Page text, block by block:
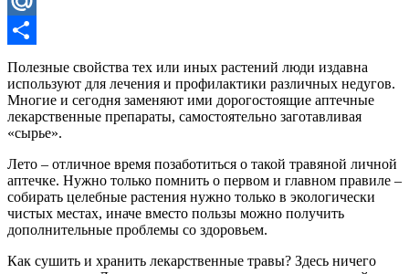
Mail.Ru
Отправить
Полезные свойства тех или иных растений люди издавна
используют для лечения и профилактики различных недугов.
Многие и сегодня заменяют ими дорогостоящие аптечные
лекарственные препараты, самостоятельно заготавливая
«сырье».
Лето – отличное время позаботиться о такой травяной личной
аптечке. Нужно только помнить о первом и главном правиле –
собирать целебные растения нужно только в экологически
чистых местах, иначе вместо пользы можно получить
дополнительные проблемы со здоровьем.
Как сушить и хранить лекарственные травы? Здесь ничего